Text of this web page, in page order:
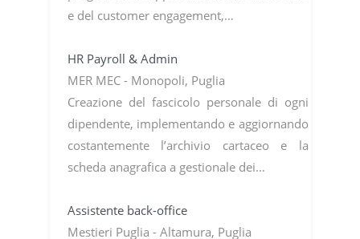
e del customer engagement,…
HR Payroll & Admin
MER MEC - Monopoli, Puglia
Creazione del fascicolo personale di ogni
dipendente, implementando e aggiornando
costantemente l’archivio cartaceo e la
scheda anagrafica a gestionale dei…
Assistente back-office
Mestieri Puglia - Altamura, Puglia